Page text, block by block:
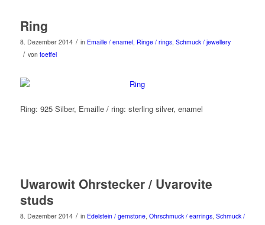
Ring
8. Dezember 2014 / in Emaille / enamel, Ringe / rings, Schmuck / jewellery
/ von toeffel
Ring: 925 Silber, Emaille / ring: sterling silver, enamel
Uwarowit Ohrstecker / Uvarovite
studs
8. Dezember 2014 / in Edelstein / gemstone, Ohrschmuck / earrings, Schmuck /